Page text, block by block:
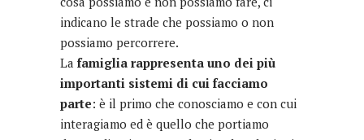
indicano le strade che possiamo o non
possiamo percorrere.
La famiglia rappresenta uno dei più
importanti sistemi di cui facciamo
parte: è il primo che conosciamo e con cui
interagiamo ed è quello che portiamo